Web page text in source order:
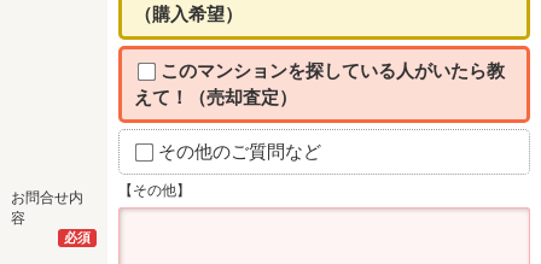
お問合せ内
容
必須
（購入希望）
このマンションを探している人がいたら教
えて！（売却査定）
その他のご質問など
【その他】